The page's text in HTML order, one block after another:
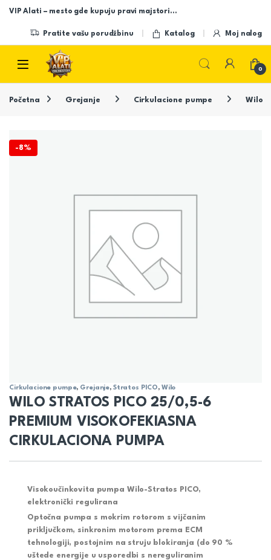
Skip to navigation
Skip to content
VIP Alati – mesto gde kupuju pravi majstori…
Pratite vašu porudžbinu Katalog Moj nalog
Open
0
Početna Grejanje Cirkulacione pumpe Wilo
-8%
Cirkulacione pumpe, Grejanje, Stratos PICO, Wilo
WILO STRATOS PICO 25/0,5-6
PREMIUM VISOKOFEKIASNA
CIRKULACIONA PUMPA
Visokoučinkovita pumpa Wilo-Stratos PICO,
elektronički regulirana
Optočna pumpa s mokrim rotorom s vijčanim
priključkom, sinkronim motorom prema ECM
tehnologiji, postojnim na struju blokiranja (do 90 %
uštede energije u usporedbi s nereguliranim